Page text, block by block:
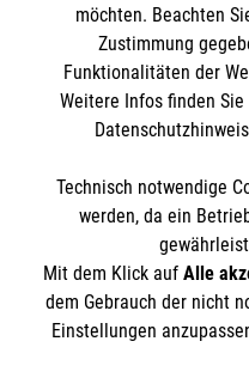
Kontakt
Malteser in
Malteserorden
Sharepoint
Spendenkonto
Malteser Hilfsdienst
IBAN DE75 3706
So finden Sie
Eichenlohweg 24
22309 Hamburg
Der Malteser Hilfsdienst
möchten. Beachten
Zustimmung
Funktionalitäten der
Weitere Infos finden
Technisch notwendige
werden, da ein
Mit dem Klick auf Alle
dem Gebrauch der nicht
Einstellungen